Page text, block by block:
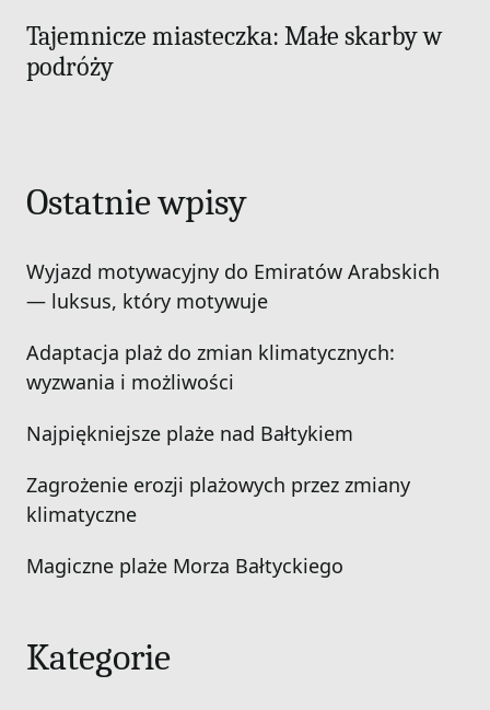
Tajemnicze miasteczka: Małe skarby w
podróży
Ostatnie wpisy
Wyjazd motywacyjny do Emiratów Arabskich
— luksus, który motywuje
Adaptacja plaż do zmian klimatycznych:
wyzwania i możliwości
Najpiękniejsze plaże nad Bałtykiem
Zagrożenie erozji plażowych przez zmiany
klimatyczne
Magiczne plaże Morza Bałtyckiego
Kategorie